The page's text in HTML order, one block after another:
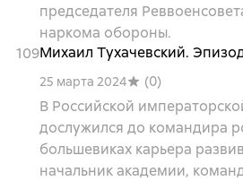
председателя
наркома обороны.
109Михаил Тухачевский.
25 марта 2024
(0)
В Российской
дослужился до командира
большевиках карьера
начальник академии,